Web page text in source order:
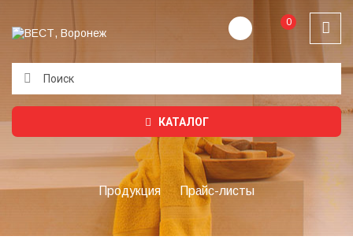
0
КАТАЛОГ
Продукция Прайс-листы